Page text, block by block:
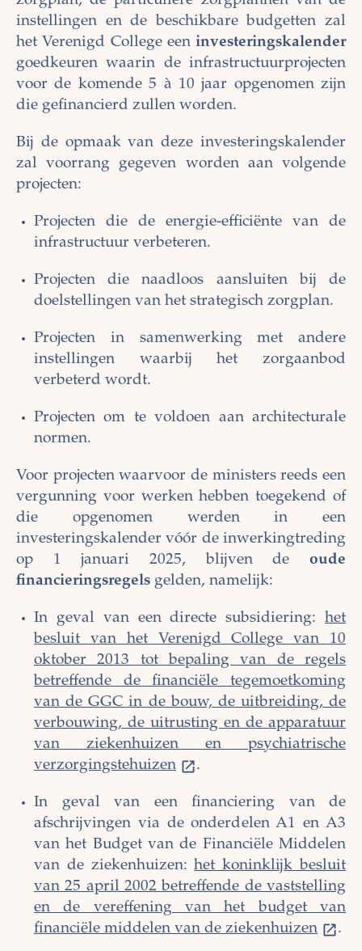
instellingen en de beschikbare budgetten zal
het Verenigd College een investeringskalender
goedkeuren waarin de infrastructuurprojecten
voor de komende 5 à 10 jaar opgenomen zijn
die gefinancierd zullen worden.
Bij de opmaak van deze investeringskalender
zal voorrang gegeven worden aan volgende
projecten:
Projecten die de energie-efficiënte van de
infrastructuur verbeteren.
Projecten die naadloos aansluiten bij de
doelstellingen van het strategisch zorgplan.
Projecten in samenwerking met andere
instellingen waarbij het zorgaanbod
verbeterd wordt.
Projecten om te voldoen aan architecturale
normen.
Voor projecten waarvoor de ministers reeds een
vergunning voor werken hebben toegekend of
die opgenomen werden in een
investeringskalender vóór de inwerkingtreding
op 1 januari 2025, blijven de oude
financieringsregels gelden, namelijk:
In geval van een directe subsidiering: het
besluit van het Verenigd College van 10
oktober 2013 tot bepaling van de regels
betreffende de financiële tegemoetkoming
van de GGC in de bouw, de uitbreiding, de
verbouwing, de uitrusting en de apparatuur
van ziekenhuizen en psychiatrische
verzorgingstehuizen
.
In geval van een financiering van de
afschrijvingen via de onderdelen A1 en A3
van het Budget van de Financiële Middelen
van de ziekenhuizen:het koninklijk besluit
van 25 april 2002 betreffende de vaststelling
en de vereffening van het budget van
financiële middelen van de ziekenhuizen
.